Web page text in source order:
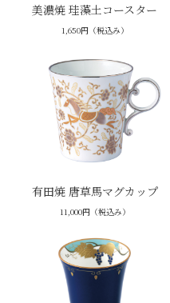
美濃焼 珪藻土コースター
1,650円（税込み）
有田焼 唐草馬マグカップ
11,000円（税込み）